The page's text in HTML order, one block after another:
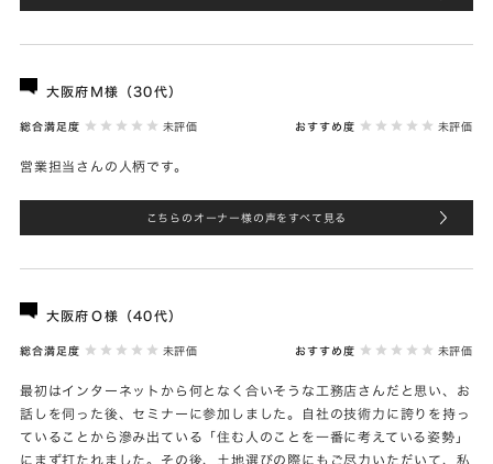
大阪府Ｍ様（30代）
総合満足度 未評価 おすすめ度 未評価
営業担当さんの人柄です。
こちらのオーナー様の声をすべて見る
大阪府Ｏ様（40代）
総合満足度 未評価 おすすめ度 未評価
最初はインターネットから何となく合いそうな工務店さんだと思い、お
話しを伺った後、セミナーに参加しました。自社の技術力に誇りを持っ
ていることから滲み出ている「住む人のことを一番に考えている姿勢」
にまず打たれました。その後、土地選びの際にもご尽力いただいて、私